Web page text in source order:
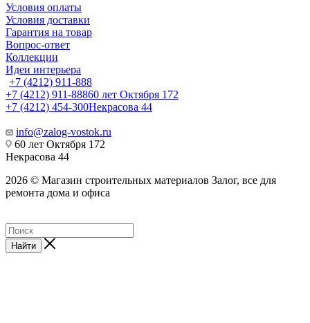
Условия оплаты
Условия доставки
Гарантия на товар
Вопрос-ответ
Коллекции
Идеи интерьера
+7 (4212) 911-888
+7 (4212) 911-88860 лет Октября 172
+7 (4212) 454-300Некрасова 44
info@zalog-vostok.ru
60 лет Октября 172
Некрасова 44
2026 © Магазин строительных материалов Залог, все для
ремонта дома и офиса
Найти